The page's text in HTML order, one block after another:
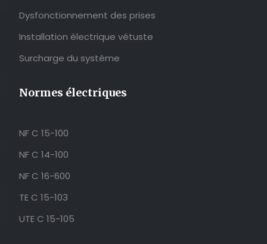
Dysfonctionnement des prises
Installation électrique vétuste
Surcharge du système
Normes électriques
NF C 15-100
NF C 14-100
NF C 16-600
TE C 15-103
UTE C 15-105